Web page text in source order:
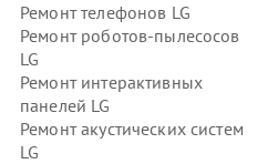
Ремонт телефонов LG
Ремонт роботов-пылесосов
LG
Ремонт интерактивных
панелей LG
Ремонт акустических систем
LG